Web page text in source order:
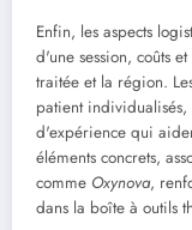
Enfin, les aspects
d'une session, coûts
traitée et la région.
patient individualisés,
d'expérience qui
éléments concrets,
comme Oxynova,
dans la boîte à outils